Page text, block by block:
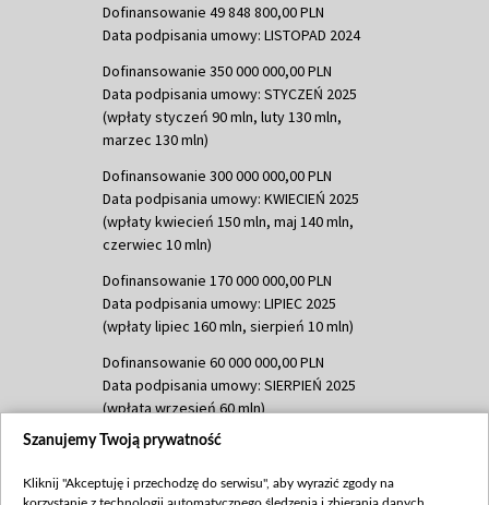
Dofinansowanie 49 848 800,00 PLN
Data podpisania umowy: LISTOPAD 2024
Dofinansowanie 350 000 000,00 PLN
Data podpisania umowy: STYCZEŃ 2025
(wpłaty styczeń 90 mln, luty 130 mln,
marzec 130 mln)
Dofinansowanie 300 000 000,00 PLN
Data podpisania umowy: KWIECIEŃ 2025
(wpłaty kwiecień 150 mln, maj 140 mln,
czerwiec 10 mln)
Dofinansowanie 170 000 000,00 PLN
Data podpisania umowy: LIPIEC 2025
(wpłaty lipiec 160 mln, sierpień 10 mln)
Dofinansowanie 60 000 000,00 PLN
Data podpisania umowy: SIERPIEŃ 2025
(wpłata wrzesień 60 mln)
Dofinansowanie 635 783 051,21 PLN
(wpłata wrzesień 100 mln, październik 350
Szanujemy Twoją prywatność
Kliknij "Akceptuję i przechodzę do serwisu", aby wyrazić zgody na